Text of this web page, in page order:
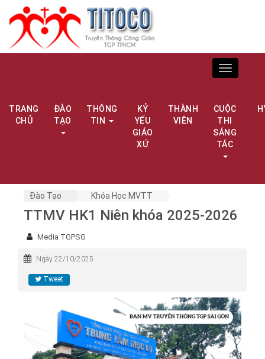
Toggle
navigation
TRANG
CHỦ
ĐÀO
TẠO
THÔNG
TIN
KỶ
YẾU
GIÁO
XỨ
THÀNH
VIÊN
CUỘC
THI
SÁNG
TÁC
Đào Tạo Khóa Học MVTT
TTMV HK1 Niên khóa 2025-2026
Media TGPSG
Ngày 22/10/2025
Tweet